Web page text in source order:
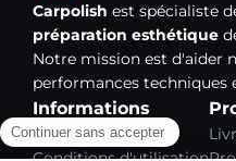
Carpolish est spécialiste
préparation esthétique
Notre mission est d'aider
performances techniques
Informations
Mentions légales